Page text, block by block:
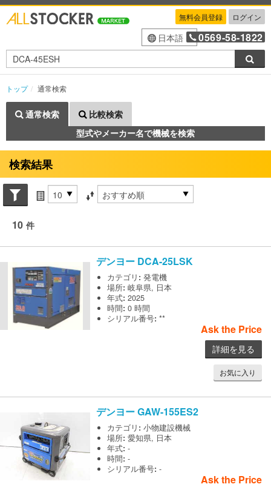
無料会員登録 ログイン
日本語 0569-58-1822
トップ 通常検索
通常検索
比較検索
型式やメーカー名で機械を検索
検索結果
Search conditions
件数 並び替え条件
10 件
デンヨー DCA-25LSK
カテゴリ :発電機
場所:岐阜県, 日本
年式:2025
時間:0 時間
シリアル番号:**
Ask the Price
詳細を見る
お気に入り
デンヨーGAW-155ES2
カテゴリ :小物建設機械
場所:愛知県, 日本
年式:-
時間:-
シリアル番号:-
Ask the Price